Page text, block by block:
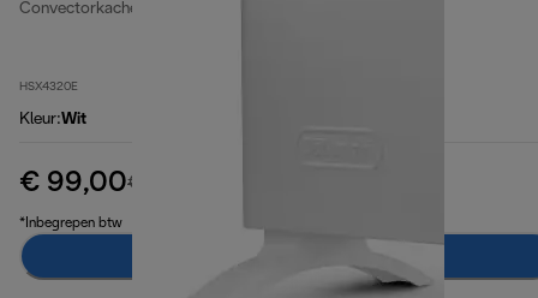
Convectorkachels
HSX4320E
Kleur:Wit
€ 99,00€ 119,99
*Inbegrepen btw
Toevoegen aan winkelwagentje